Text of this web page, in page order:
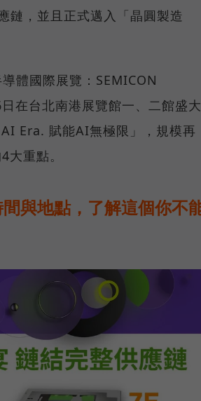
鏈，並且正式邁入「晶圓製造
體國際展覽：SEMICON
在台北南港展覽館一、二館盛大
Era. 賦能AI無極限」，規模再
重點。
與地點，了解這個你不